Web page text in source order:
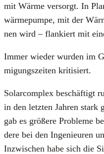
mit Wär­me ver­sorgt. In
wär­me­pum­pe, mit der
nen wird – flan­kiert mit
Immer wie­der wur­den im
mi­gungs­zei­ten kri­ti­siert.
Sol­ar­com­plex beschäf­tigt
in den letz­ten Jah­ren stark
gab es grö­ße­re Pro­ble­me
de­re bei den Inge­nieu­ren
Inzwi­schen habe sich die